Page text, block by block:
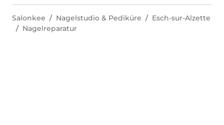
Salonkee Nagelstudio & Pediküre
Esch-sur-Alzette
Nagelreparatur